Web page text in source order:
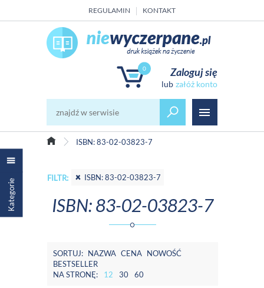
REGULAMIN KONTAKT
0 Zaloguj się
załóż konto
ISBN: 83-02-03823-7
Kategorie FILTR: ISBN: 83-02-03823-7
ISBN: 83-02-03823-7
SORTUJ: NAZWA CENA NOWOŚĆ
BESTSELLER
NA STRONĘ:
12 30 60